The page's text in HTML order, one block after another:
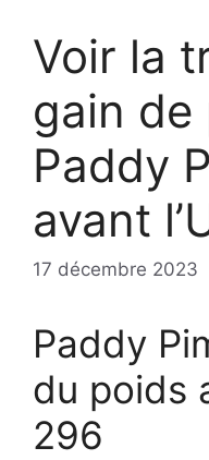
Voir la
gain de
Paddy
avant
17 décembre 2023
Paddy
du poids
296